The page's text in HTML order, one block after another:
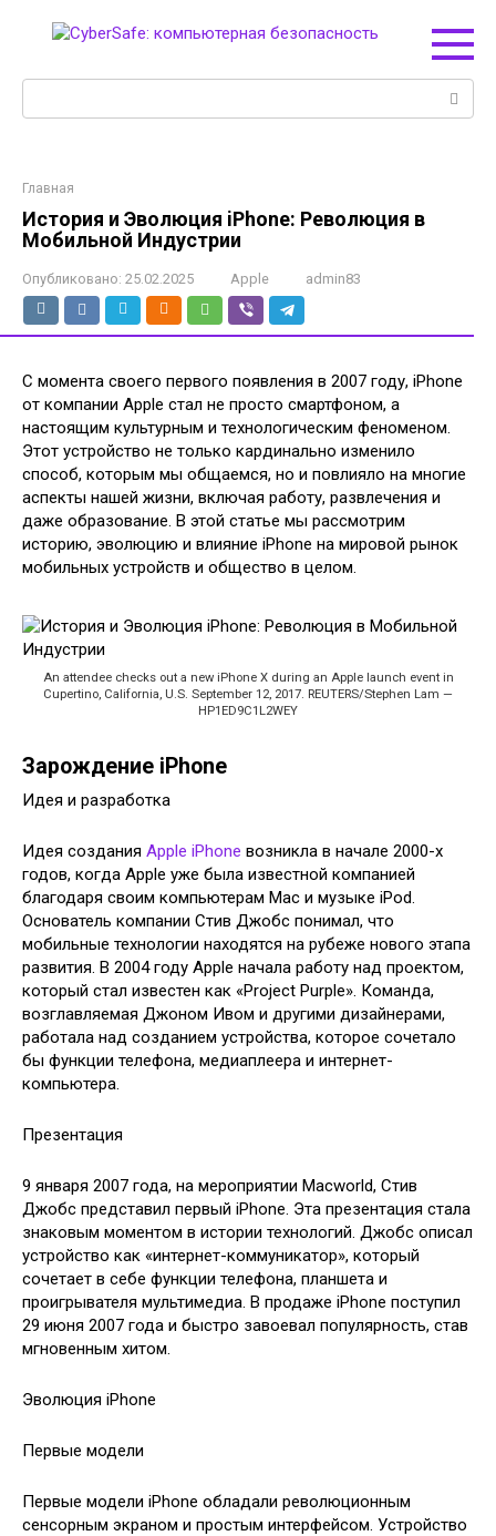
Главная
История и Эволюция iPhone: Революция в
Мобильной Индустрии
Опубликовано: 25.02.2025 Apple admin83
С момента своего первого появления в 2007 году, iPhone
от компании Apple стал не просто смартфоном, а
настоящим культурным и технологическим феноменом.
Этот устройство не только кардинально изменило
способ, которым мы общаемся, но и повлияло на многие
аспекты нашей жизни, включая работу, развлечения и
даже образование. В этой статье мы рассмотрим
историю, эволюцию и влияние iPhone на мировой рынок
мобильных устройств и общество в целом.
An attendee checks out a new iPhone X during an Apple launch event in
Cupertino, California, U.S. September 12, 2017. REUTERS/Stephen Lam —
HP1ED9C1L2WEY
Зарождение iPhone
Идея и разработка
Идея создания Apple iPhone возникла в начале 2000-х
годов, когда Apple уже была известной компанией
благодаря своим компьютерам Mac и музыке iPod.
Основатель компании Стив Джобс понимал, что
мобильные технологии находятся на рубеже нового этапа
развития. В 2004 году Apple начала работу над проектом,
который стал известен как «Project Purple». Команда,
возглавляемая Джоном Ивом и другими дизайнерами,
работала над созданием устройства, которое сочетало
бы функции телефона, медиаплеера и интернет-
компьютера.
Презентация
9 января 2007 года, на мероприятии Macworld, Стив
Джобс представил первый iPhone. Эта презентация стала
знаковым моментом в истории технологий. Джобс описал
устройство как «интернет-коммуникатор», который
сочетает в себе функции телефона, планшета и
проигрывателя мультимедиа. В продаже iPhone поступил
29 июня 2007 года и быстро завоевал популярность, став
мгновенным хитом.
Эволюция iPhone
Первые модели
Первые модели iPhone обладали революционным
сенсорным экраном и простым интерфейсом. Устройство